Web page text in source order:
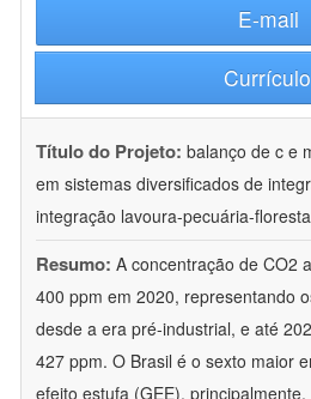
E-mail
Currículo
Título do Projeto: balanço de c e
em sistemas diversificados de
integração lavoura-pecuária-
Resumo: A concentração de CO2
400 ppm em 2020, representando
desde a era pré-industrial, e até
427 ppm. O Brasil é o sexto maior
efeito estufa (GEE),